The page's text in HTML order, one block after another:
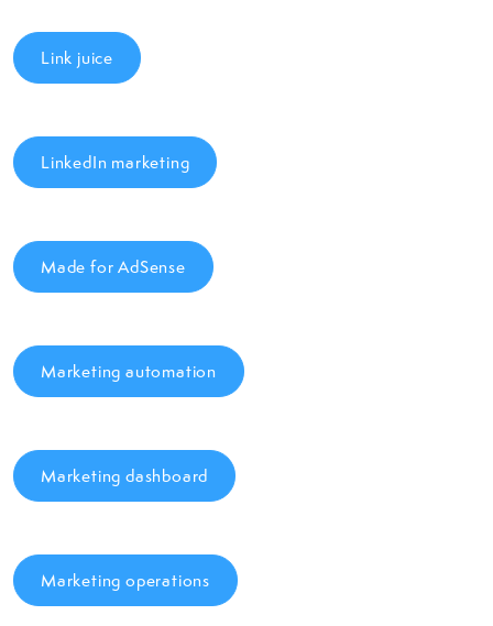
Link juice
LinkedIn marketing
Made for AdSense
Marketing automation
Marketing dashboard
Marketing operations